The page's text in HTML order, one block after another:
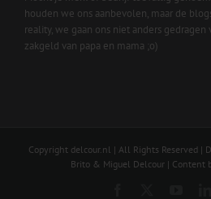
houden we ons aanbevolen, maar de
reality, we gaan ons niet anders gedragen
zakgeld van papa en mama ;o)
Copyright delcour.nl | All Rights Reserved |
Brito & Miguel Delcour | Content